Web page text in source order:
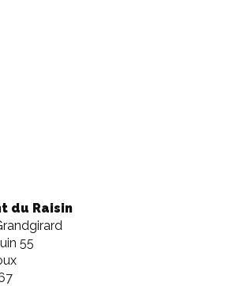
du Raisin
55